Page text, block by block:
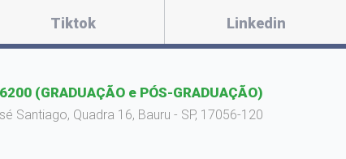
Tiktok Linkedin
(GRADUAÇÃO e PÓS-GRADUAÇÃO)
Santiago, Quadra 16, Bauru - SP, 17056-120